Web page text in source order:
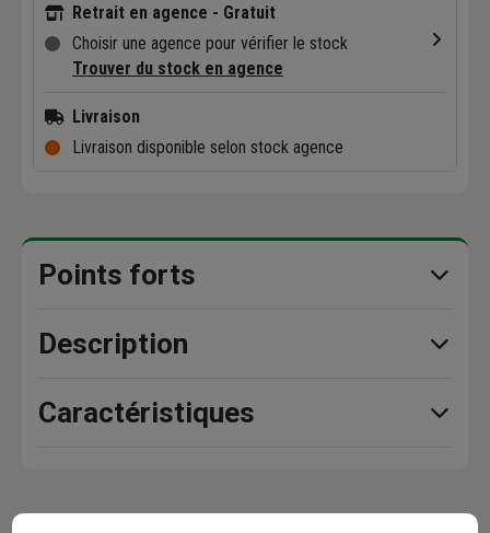
Retrait en agence - Gratuit
Choisir une agence pour vérifier le stock
Trouver du stock en agence
Livraison
Livraison disponible selon stock agence
Points forts
Description
Caractéristiques